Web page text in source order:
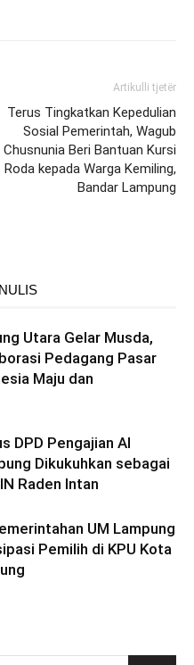
Artikulli tjetër
Terus Tingkatkan Kepedulian
Sosial Pemerintah, Wagub
Chusnunia Beri Bantuan Kursi
Roda kepada Warga Kemiling,
Bandar Lampung
Utara Gelar Musda,
Pedagang Pasar
Maju dan
DPD Pengajian Al
Dikukuhkan sebagai
Raden Intan
UM Lampung
Pemilih di KPU Kota